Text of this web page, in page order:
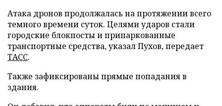
Атака дронов продолжалась на протяжении всего
темного времени суток. Целями ударов стали
городские блокпосты и припаркованные
транспортные средства, указал Пухов, передает
ТАСС.
Также зафиксированы прямые попадания в
здания.